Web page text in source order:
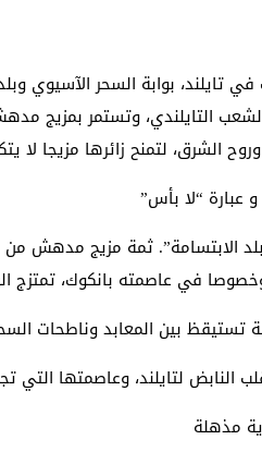
تايلند، بوابة السحر الآسيوي
التايلندي، وتستمر بمزيج
الشرق، لتمنح زائرها مزيجا
عبارة “لا بأس”
الابتسامة”. ثمة مزيج مدهش من
في عاصمته بانكوك، تمتزج
تستيقظ بين المعابد وناطحات
النابض لتايلند، وعاصمتها التي
مذهلة